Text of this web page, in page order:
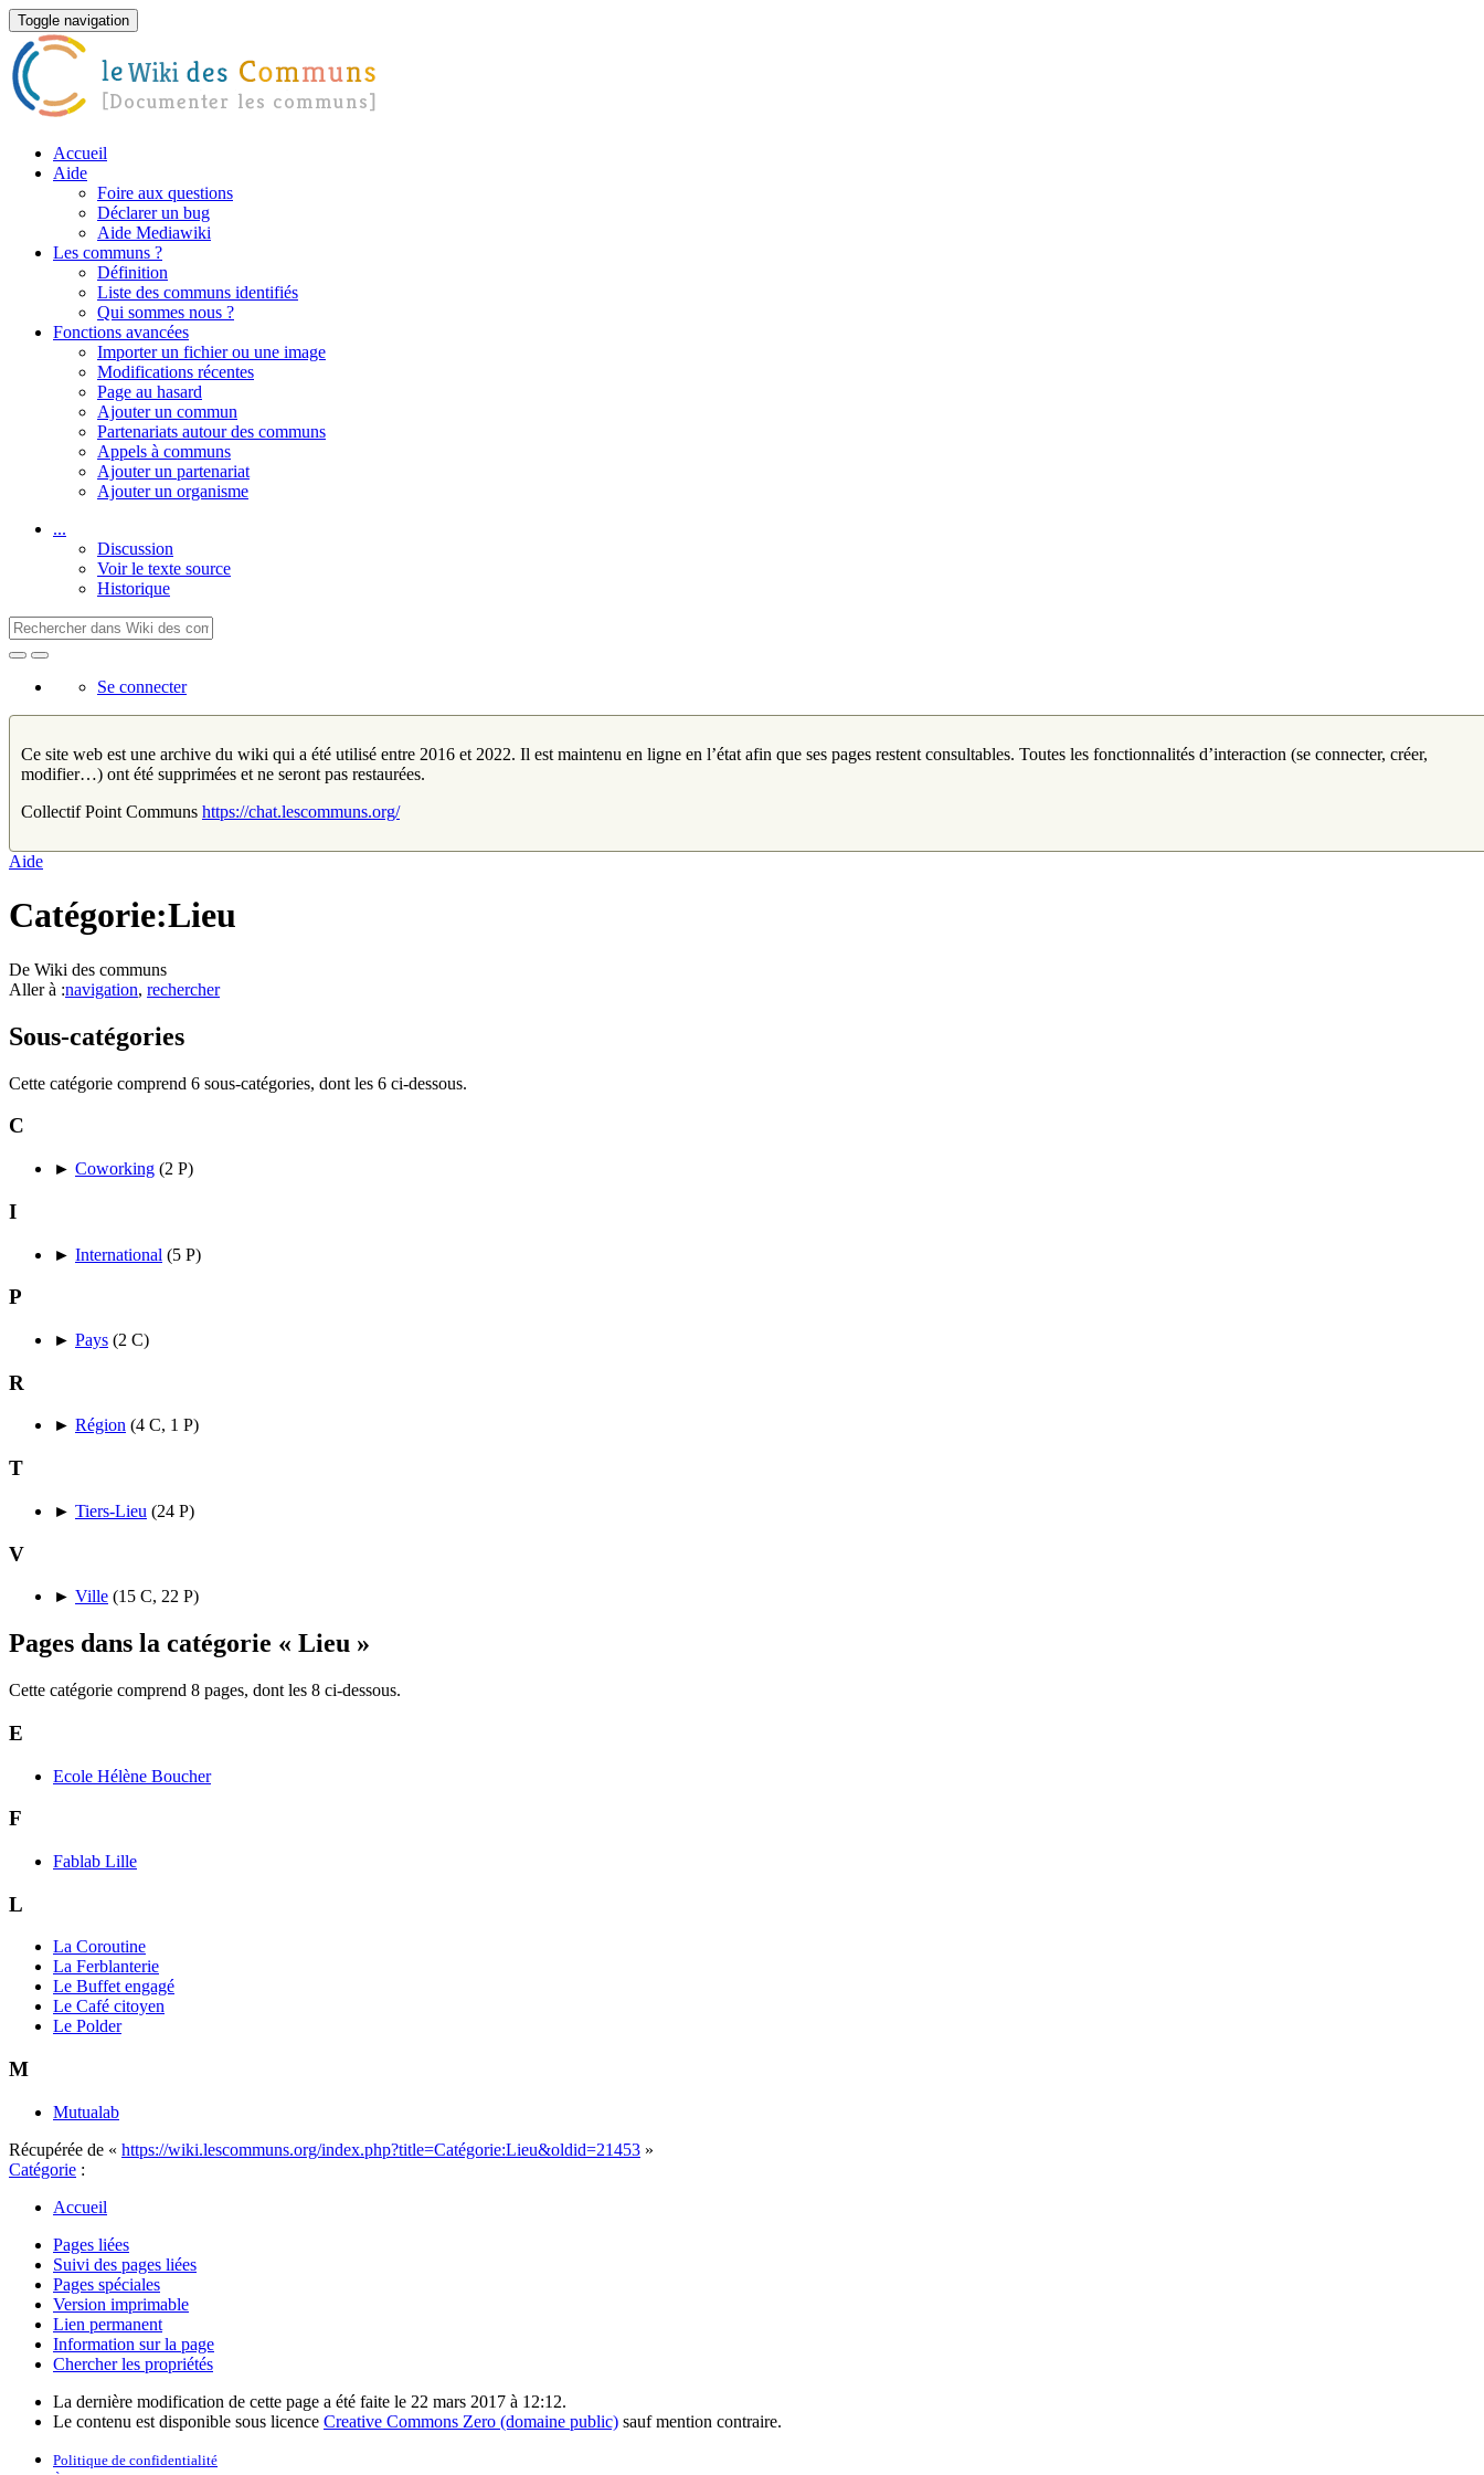
Toggle navigation
Accueil
Aide
Foire aux questions
Déclarer un bug
Aide Mediawiki
Les communs ?
Définition
Liste des communs identifiés
Qui sommes nous ?
Fonctions avancées
Importer un fichier ou une image
Modifications récentes
Page au hasard
Ajouter un commun
Partenariats autour des communs
Appels à communs
Ajouter un partenariat
Ajouter un organisme
...
Discussion
Voir le texte source
Historique
Se connecter
Ce site web est une archive du wiki qui a été utilisé entre 2016 et 2022. Il est maintenu en ligne en l’état afin que ses pages restent consultables. Toutes les fonctionnalités d’interaction (se connecter, créer,
modifier…) ont été supprimées et ne seront pas restaurées.
Collectif Point Communs https://chat.lescommuns.org/
Aide
Catégorie:Lieu
De Wiki des communs
Aller à :navigation, rechercher
Sous-catégories
Cette catégorie comprend 6 sous-catégories, dont les 6 ci-dessous.
C
► Coworking (2 P)
I
► International (5 P)
P
► Pays (2 C)
R
► Région (4 C, 1 P)
T
► Tiers-Lieu (24 P)
V
► Ville (15 C, 22 P)
Pages dans la catégorie « Lieu »
Cette catégorie comprend 8 pages, dont les 8 ci-dessous.
E
Ecole Hélène Boucher
F
Fablab Lille
L
La Coroutine
La Ferblanterie
Le Buffet engagé
Le Café citoyen
Le Polder
M
Mutualab
Récupérée de « https://wiki.lescommuns.org/index.php?title=Catégorie:Lieu&oldid=21453 »
Catégorie :
Accueil
Pages liées
Suivi des pages liées
Pages spéciales
Version imprimable
Lien permanent
Information sur la page
Chercher les propriétés
La dernière modification de cette page a été faite le 22 mars 2017 à 12:12.
Le contenu est disponible sous licence Creative Commons Zero (domaine public) sauf mention contraire.
Politique de confidentialité